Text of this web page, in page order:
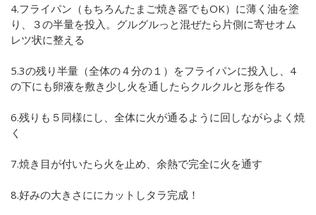
4.フライパン（もちろんたまご焼き器でもOK）に薄く油を塗
り、３の半量を投入。グルグルっと混ぜたら片側に寄せオム
レツ状に整える
5.3の残り半量（全体の４分の１）をフライパンに投入し、4
の下にも卵液を敷き少し火を通したらクルクルと形を作る
6.残りも５同様にし、全体に火が通るように回しながらよく焼
く
7.焼き目が付いたら火を止め、余熱で完全に火を通す
8.好みの大きさににカットしタラ完成！